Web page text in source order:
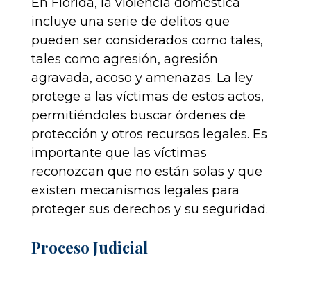
incluye una serie de delitos que
pueden ser considerados como tales,
tales como agresión, agresión
agravada, acoso y amenazas. La ley
protege a las víctimas de estos actos,
permitiéndoles buscar órdenes de
protección y otros recursos legales. Es
importante que las víctimas
reconozcan que no están solas y que
existen mecanismos legales para
proteger sus derechos y su seguridad.
Proceso Judicial